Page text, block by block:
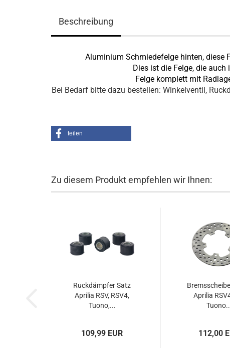
Beschreibung
Aluminium Schmiedefelge hinten, diese
Dies ist die Felge, die
Felge komplett mit
Bei Bedarf bitte dazu bestellen: Winkelventil,
teilen
Zu diesem Produkt empfehlen wir Ihnen:
Ruckdämpfer Satz
Aprilia RSV, RSV4,
Tuono,...
109,99 EUR
Aprilia
112,00